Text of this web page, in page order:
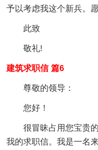
予以考虑我这个新兵。
此致
敬礼!
建筑求职信 篇6
尊敬的领导：
您好！
很冒昧占用您宝贵
我的求职信。我是一名